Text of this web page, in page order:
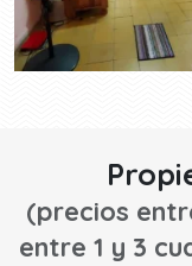
(precios
entre 1 y 3